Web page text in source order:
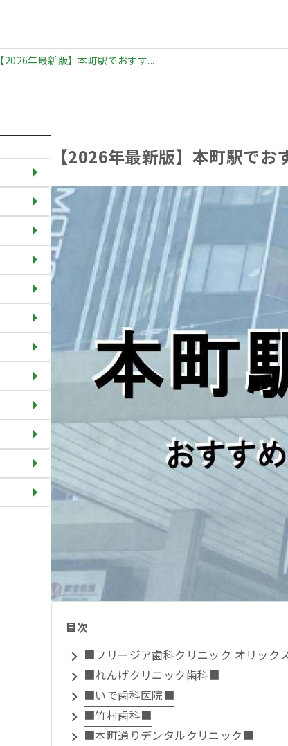
【2026年最新版】本町駅でおすす...
【2026年最新版】本町駅で
目次
■フリージア歯科クリニック オリック
■れんげクリニック歯科■
■いで歯科医院■
■竹村歯科■
■本町通りデンタルクリニック■